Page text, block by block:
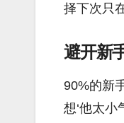
择下次只
避开新
90%的新
想‘他太